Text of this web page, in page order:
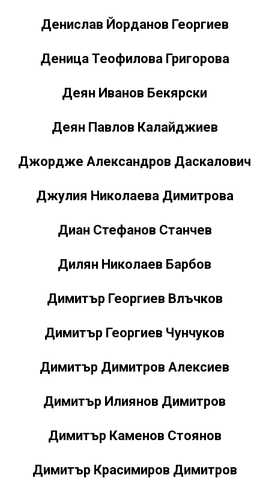
Денислав Йорданов Георгиев
Деница Теофилова Григорова
Деян Иванов Бекярски
Деян Павлов Калайджиев
Джордже Александров Даскалович
Джулия Николаева Димитрова
Диан Стефанов Станчев
Дилян Николаев Барбов
Димитър Георгиев Влъчков
Димитър Георгиев Чунчуков
Димитър Димитров Алексиев
Димитър Илиянов Димитров
Димитър Каменов Стоянов
Димитър Красимиров Димитров